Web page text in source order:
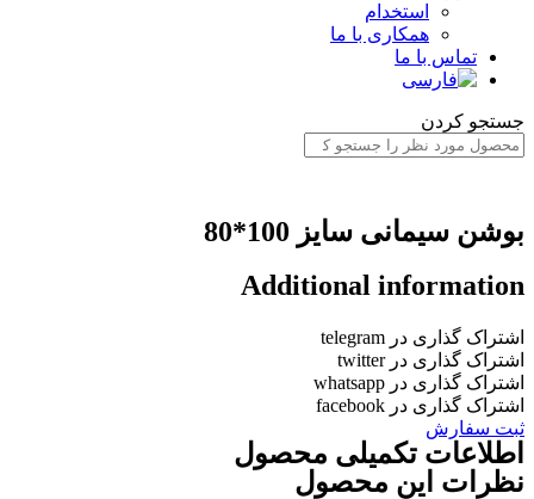
استخدام
همکاری با ما
تماس با ما
جستجو کردن
بوشن سیمانی سایز 100*80
Additional information
اشتراک گذاری در telegram
اشتراک گذاری در twitter
اشتراک گذاری در whatsapp
اشتراک گذاری در facebook
ثبت سفارش
اطلاعات تکمیلی محصول
نظرات این محصول